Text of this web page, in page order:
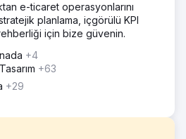
e-ticaret operasyonlarını
planlama, içgörülü KPI
için bize güvenin.
+4
+63
+29